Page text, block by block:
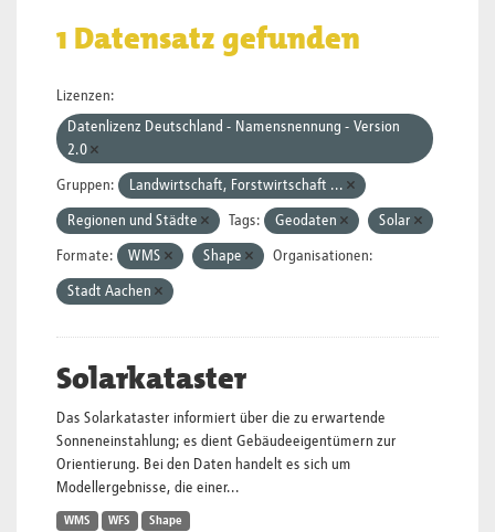
1 Datensatz gefunden
Lizenzen:
Datenlizenz Deutschland - Namensnennung - Version
2.0
Gruppen: Landwirtschaft, Forstwirtschaft ...
Regionen und Städte Tags: Geodaten Solar
Formate: WMS Shape Organisationen:
Stadt Aachen
Solarkataster
Das Solarkataster informiert über die zu erwartende
Sonneneinstahlung; es dient Gebäudeeigentümern zur
Orientierung. Bei den Daten handelt es sich um
Modellergebnisse, die einer...
WMS WFS Shape